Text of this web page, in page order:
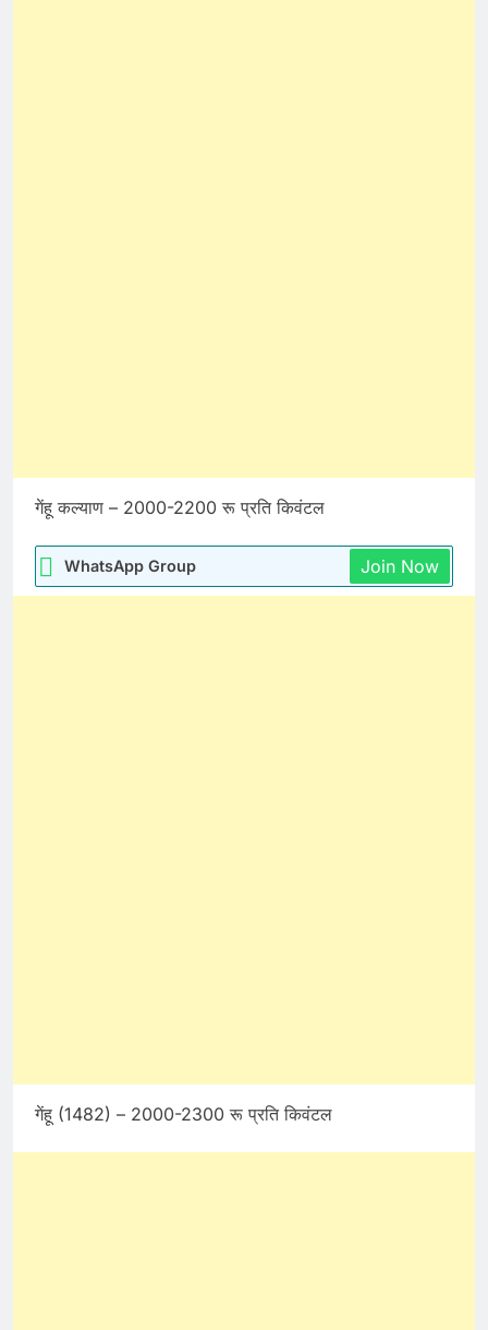
गेंहू कल्याण – 2000-2200 रू प्रति किवंटल
WhatsApp Group Join Now
गेंहू (1482) – 2000-2300 रू प्रति किवंटल